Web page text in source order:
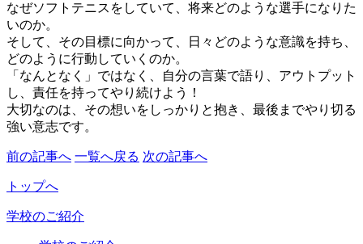
なぜソフトテニスをしていて、将来どのような選手になりた
いのか。
そして、その目標に向かって、日々どのような意識を持ち、
どのように行動していくのか。
「なんとなく」ではなく、自分の言葉で語り、アウトプット
し、責任を持ってやり続けよう！
大切なのは、その想いをしっかりと抱き、最後までやり切る
強い意志です。
前の記事へ 一覧へ戻る 次の記事へ
トップへ
学校のご紹介